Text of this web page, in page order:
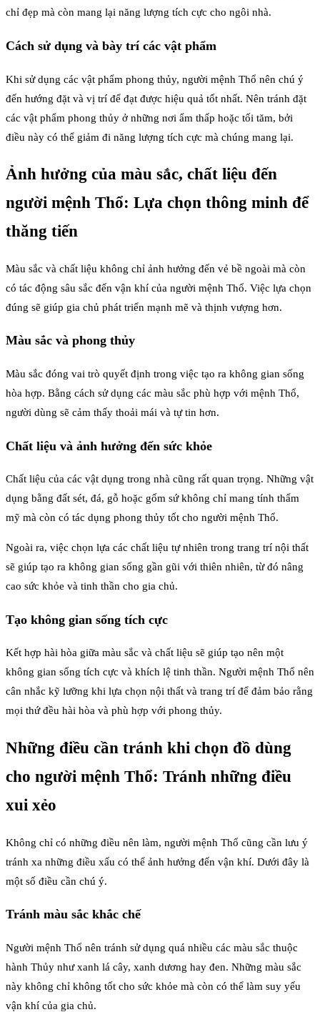
chỉ đẹp mà còn mang lại năng lượng tích cực cho ngôi nhà.
Cách sử dụng và bày trí các vật phẩm
Khi sử dụng các vật phẩm phong thủy, người mệnh Thổ nên chú ý
đến hướng đặt và vị trí để đạt được hiệu quả tốt nhất. Nên tránh đặt
các vật phẩm phong thủy ở những nơi ẩm thấp hoặc tối tăm, bởi
điều này có thể giảm đi năng lượng tích cực mà chúng mang lại.
Ảnh hưởng của màu sắc, chất liệu đến
người mệnh Thổ: Lựa chọn thông minh để
thăng tiến
Màu sắc và chất liệu không chỉ ảnh hưởng đến vẻ bề ngoài mà còn
có tác động sâu sắc đến vận khí của người mệnh Thổ. Việc lựa chọn
đúng sẽ giúp gia chủ phát triển mạnh mẽ và thịnh vượng hơn.
Màu sắc và phong thủy
Màu sắc đóng vai trò quyết định trong việc tạo ra không gian sống
hòa hợp. Bằng cách sử dụng các màu sắc phù hợp với mệnh Thổ,
người dùng sẽ cảm thấy thoải mái và tự tin hơn.
Chất liệu và ảnh hưởng đến sức khỏe
Chất liệu của các vật dụng trong nhà cũng rất quan trọng. Những vật
dụng bằng đất sét, đá, gỗ hoặc gốm sứ không chỉ mang tính thẩm
mỹ mà còn có tác dụng phong thủy tốt cho người mệnh Thổ.
Ngoài ra, việc chọn lựa các chất liệu tự nhiên trong trang trí nội thất
sẽ giúp tạo ra không gian sống gần gũi với thiên nhiên, từ đó nâng
cao sức khỏe và tinh thần cho gia chủ.
Tạo không gian sống tích cực
Kết hợp hài hòa giữa màu sắc và chất liệu sẽ giúp tạo nên một
không gian sống tích cực và khích lệ tinh thần. Người mệnh Thổ nên
cân nhắc kỹ lưỡng khi lựa chọn nội thất và trang trí để đảm bảo rằng
mọi thứ đều hài hòa và phù hợp với phong thủy.
Những điều cần tránh khi chọn đồ dùng
cho người mệnh Thổ: Tránh những điều
xui xẻo
Không chỉ có những điều nên làm, người mệnh Thổ cũng cần lưu ý
tránh xa những điều xấu có thể ảnh hưởng đến vận khí. Dưới đây là
một số điều cần chú ý.
Tránh màu sắc khắc chế
Người mệnh Thổ nên tránh sử dụng quá nhiều các màu sắc thuộc
hành Thủy như xanh lá cây, xanh dương hay đen. Những màu sắc
này không chỉ không tốt cho sức khỏe mà còn có thể làm suy yếu
vận khí của gia chủ.